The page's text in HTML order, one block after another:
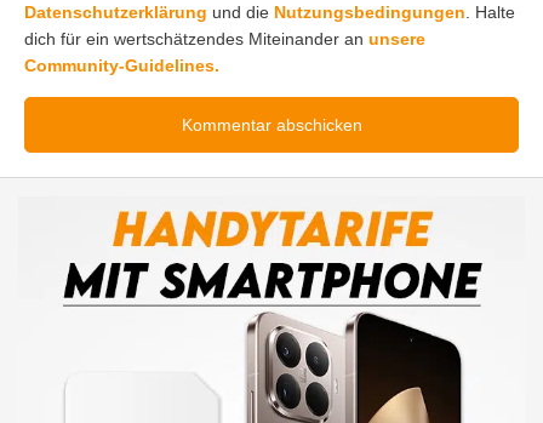
Datenschutzerklärung und die Nutzungsbedingungen . Halte
dich für ein wertschätzendes Miteinander an unsere
Community-Guidelines.